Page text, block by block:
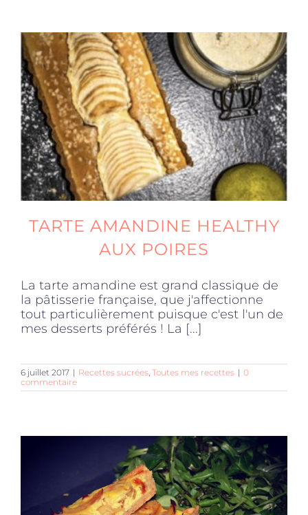
TARTE AMANDINE HEALTHY
AUX POIRES
La tarte amandine est grand classique de
la pâtisserie française, que j'affectionne
tout particulièrement puisque c'est l'un de
mes desserts préférés ! La [...]
6 juillet 2017 | Recettes sucrées Toutes mes recettes | 0
commentaire